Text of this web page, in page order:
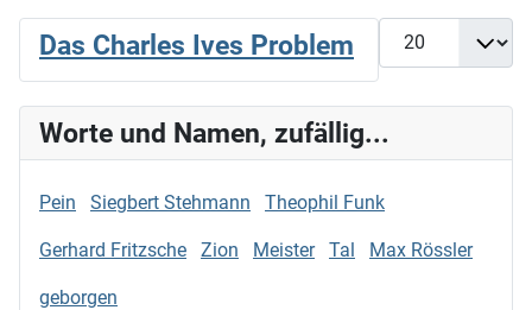
Anzeige #
Das Charles Ives Problem
Worte und Namen, zufällig...
Pein Siegbert Stehmann Theophil Funk
Gerhard Fritzsche Zion Meister Tal Max Rössler
geborgen